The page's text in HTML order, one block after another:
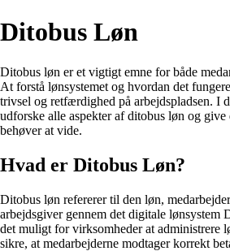
Ditobus Løn
Ditobus løn er et vigtigt emne for både
At forstå lønsystemet og hvordan det
trivsel og retfærdighed på arbejdspladsen. I
udforske alle aspekter af ditobus løn og
behøver at vide.
Hvad er Ditobus Løn?
Ditobus løn refererer til den løn,
arbejdsgiver gennem det digitale lønsystem
det muligt for virksomheder at administrere
sikre, at medarbejderne modtager korrekt